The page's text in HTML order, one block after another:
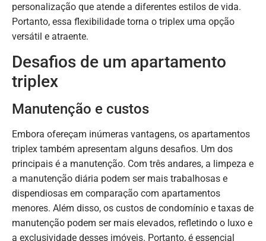
personalização que atende a diferentes estilos de vida.
Portanto, essa flexibilidade torna o triplex uma opção
versátil e atraente.
Desafios de um apartamento
triplex
Manutenção e custos
Embora ofereçam inúmeras vantagens, os apartamentos
triplex também apresentam alguns desafios. Um dos
principais é a manutenção. Com três andares, a limpeza e
a manutenção diária podem ser mais trabalhosas e
dispendiosas em comparação com apartamentos
menores. Além disso, os custos de condomínio e taxas de
manutenção podem ser mais elevados, refletindo o luxo e
a exclusividade desses imóveis. Portanto, é essencial